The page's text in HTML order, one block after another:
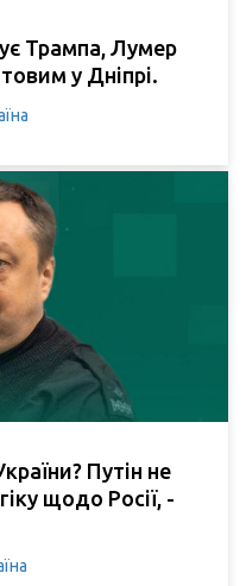
Трампа, Лумер
у Дніпрі.
Путін не
щодо Росії, -